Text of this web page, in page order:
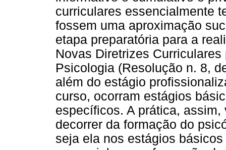
curriculares essencialmente
fossem uma aproximação
etapa preparatória para a
Novas Diretrizes
Psicologia (Resolução n. 8,
além do estágio
curso, ocorram estágios
específicos. A prática,
decorrer da formação do
seja ela nos estágios